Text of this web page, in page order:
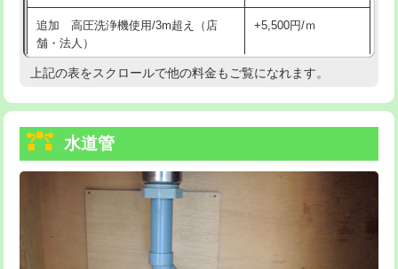
給水管工事※（塩ビ管（VP・HI）使
用/3ｍまで)
33,000円
給水管工事※（塩ビ管（VP・HI）使
+8,800円
給水管工事※（ライニング鋼管・銅
管・ポリ管・HT管使用/3ｍまで)
給水管工事※（ライニング鋼管・銅
管・ポリ管・HT管使用/3ｍ超え)
排水管工事（土の掘削・埋め戻し作
11,000円~
追加 高圧洗浄機使用/3m超え（店
舗・法人）
+5,500円/ｍ
高度高圧洗浄換 現地調査
トーラー機使用/3mまで
追加トーラー機使用/3m超え
33,000円
8,800円
上記の表をスクロールで他の料金もご覧になれます。
水道管